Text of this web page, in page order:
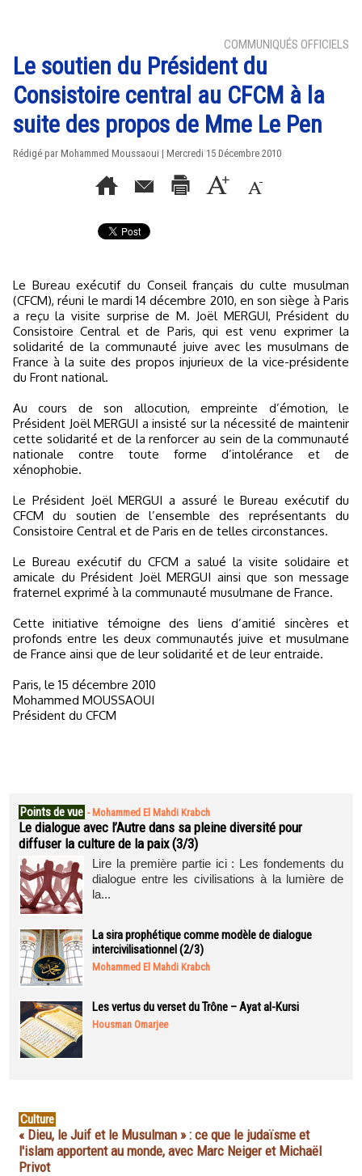
COMMUNIQUÉS OFFICIELS
Le soutien du Président du
Consistoire central au CFCM à la
suite des propos de Mme Le Pen
Rédigé par Mohammed Moussaoui | Mercredi 15 Décembre 2010
Le Bureau exécutif du Conseil français du culte musulman
(CFCM), réuni le mardi 14 décembre 2010, en son siège à Paris
a reçu la visite surprise de M. Joël MERGUI, Président du
Consistoire Central et de Paris, qui est venu exprimer la
solidarité de la communauté juive avec les musulmans de
France à la suite des propos injurieux de la vice-présidente
du Front national.
Au cours de son allocution, empreinte d’émotion, le
Président Joël MERGUI a insisté sur la nécessité de maintenir
cette solidarité et de la renforcer au sein de la communauté
nationale contre toute forme d’intolérance et de
xénophobie.
Le Président Joël MERGUI a assuré le Bureau exécutif du
CFCM du soutien de l’ensemble des représentants du
Consistoire Central et de Paris en de telles circonstances.
Le Bureau exécutif du CFCM a salué la visite solidaire et
amicale du Président Joël MERGUI ainsi que son message
fraternel exprimé à la communauté musulmane de France.
Cette initiative témoigne des liens d’amitié sincères et
profonds entre les deux communautés juive et musulmane
de France ainsi que de leur solidarité et de leur entraide.
Paris, le 15 décembre 2010
Mohammed MOUSSAOUI
Président du CFCM
Points de vue - Mohammed El Mahdi Krabch
Le dialogue avec l’Autre dans sa pleine diversité pour
diffuser la culture de la paix (3/3)
Lire la première partie ici : Les fondements du
dialogue entre les civilisations à la lumière de
la...
La sira prophétique comme modèle de dialogue
intercivilisationnel (2/3)
Mohammed El Mahdi Krabch
Les vertus du verset du Trône – Ayat al-Kursi
Housman Omarjee
Culture
« Dieu, le Juif et le Musulman » : ce que le judaïsme et
l'islam apportent au monde, avec Marc Neiger et Michaël
Privot